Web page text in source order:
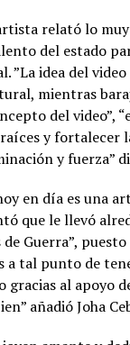
relató lo
del estado
”La idea del
mientras
del video”,
y fortalecer
y fuerza”
en día es una
que le llevó
Guerra”,
a tal punto de
gracias al apoyo
añadió Joha